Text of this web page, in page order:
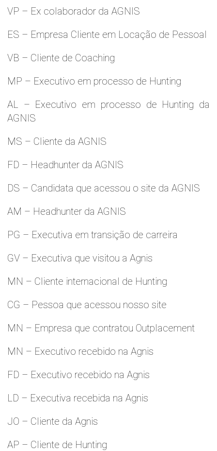
VP – Ex colaborador da AGNIS
ES – Empresa Cliente em Locação de Pessoal
VB – Cliente de Coaching
MP – Executivo em processo de Hunting
AL – Executivo em processo de Hunting da
AGNIS
MS – Cliente da AGNIS
FD – Headhunter da AGNIS
DS – Candidata que acessou o site da AGNIS
AM – Headhunter da AGNIS
PG – Executiva em transição de carreira
GV – Executiva que visitou a Agnis
MN – Cliente internacional de Hunting
CG – Pessoa que acessou nosso site
MN – Empresa que contratou Outplacement
MN – Executivo recebido na Agnis
FD – Executivo recebido na Agnis
LD – Executiva recebida na Agnis
JO – Cliente da Agnis
AP – Cliente de Hunting